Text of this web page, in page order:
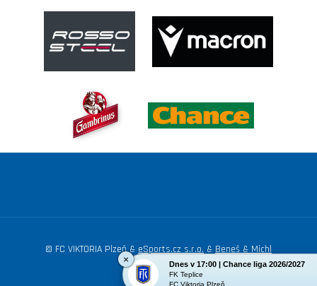
© FC VIKTORIA Plzeň & eSports.cz s.r.o. & Beneš & Michl
Nastavení cookies
× Dnes v 17:00 | Chance liga 2026/2027
FK Teplice
FC Viktoria Plzeň